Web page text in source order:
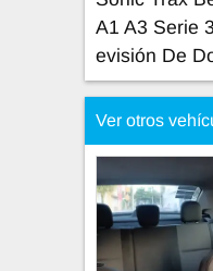
A1 A3 Serie
evisión De
Ver otros